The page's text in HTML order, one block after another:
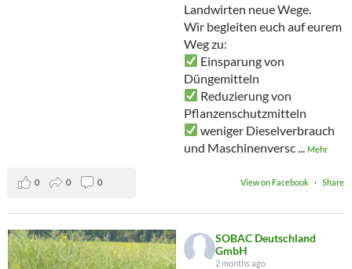
Landwirten neue Wege.
Wir begleiten euch auf eurem
Weg zu:
️ Einsparung von
Düngemitteln
️ Reduzierung von
Pflanzenschutzmitteln
️ weniger Dieselverbrauch
und Maschinenversc
Mehr
View on Facebook · Share
0 0 0
SOBAC Deutschland
GmbH
2 months ago